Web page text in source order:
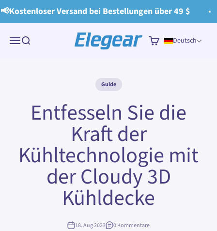
Zum Inhalt springen
Versand bei Bestellungen über 49 $
MenüSuche Elegear WarenkorbDeutsch
Guide
Entfesseln Sie die
Kraft der
Kühltechnologie mit
der Cloudy 3D
Kühldecke
18. Aug 2023 0 Kommentare